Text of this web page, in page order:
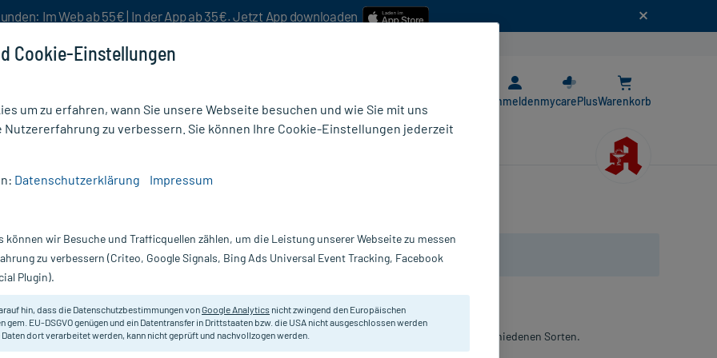
Im Web ab 55€ | In der App ab 35€. Jetzt App downloaden
AnmeldenmycarePlusWarenkorb
Nur für kurze Zeit:Gratis-Versand* ab 19€ Mindestbestellwert!
40 St Ritex
Ritex Sortiment im nostalgischen Automaten-Look. Mit 5 verschiedenen Sorten.
Cookie-Einstellungen
um zu erfahren, wann Sie unsere Webseite besuchen und wie Sie mit uns
Nutzererfahrung zu verbessern. Sie können Ihre Cookie-Einstellungen jederzeit
Datenschutzerklärung Impressum
können wir Besuche und Trafficquellen zählen, um die Leistung unserer Webseite zu messen
zu verbessern (Criteo, Google Signals, Bing Ads Universal Event Tracking, Facebook
Plugin).
hin, dass die Datenschutzbestimmungen vonGoogle Analytics nicht zwingend den Europäischen
gem. EU-DSGVO genügen und ein Datentransfer in Drittstaaten bzw. die USA nicht ausgeschlossen werden
Daten dort verarbeitet werden, kann nicht geprüft und nachvollzogen werden.